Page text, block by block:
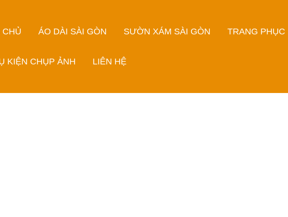
CHỦ ÁO DÀI SÀI GÒN SƯỜN XÁM SÀI GÒN TRANG PHỤC
KIỆN CHỤP ẢNH LIÊN HỆ